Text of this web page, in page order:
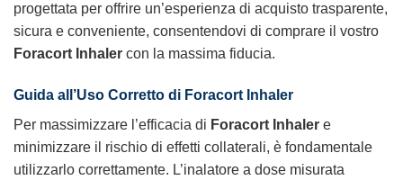
progettata per offrire un’esperienza di acquisto trasparente,
sicura e conveniente, consentendovi di comprare il vostro
Foracort Inhaler con la massima fiducia.
Guida all’Uso Corretto di Foracort Inhaler
Per massimizzare l’efficacia di Foracort Inhaler e
minimizzare il rischio di effetti collaterali, è fondamentale
utilizzarlo correttamente. L’inalatore a dose misurata